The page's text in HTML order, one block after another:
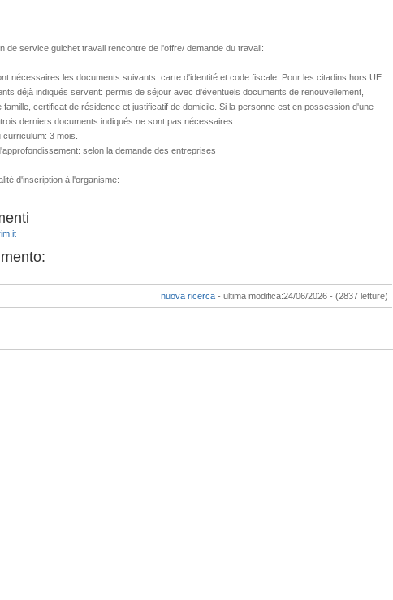
de service guichet travail rencontre de l'offre/ demande du travail:
nécessaires les documents suivants: carte d'identité et code fiscale. Pour les citadins hors UE
déjà indiqués servent: permis de séjour avec d'éventuels documents de renouvellement,
certificat de résidence et justificatif de domicile. Si la personne est en possession d'une
derniers documents indiqués ne sont pas nécessaires.
3 mois.
selon la demande des entreprises
d'inscription à l'organisme:
nuova ricerca - ultima modifica:24/06/2026 - (2837 letture)